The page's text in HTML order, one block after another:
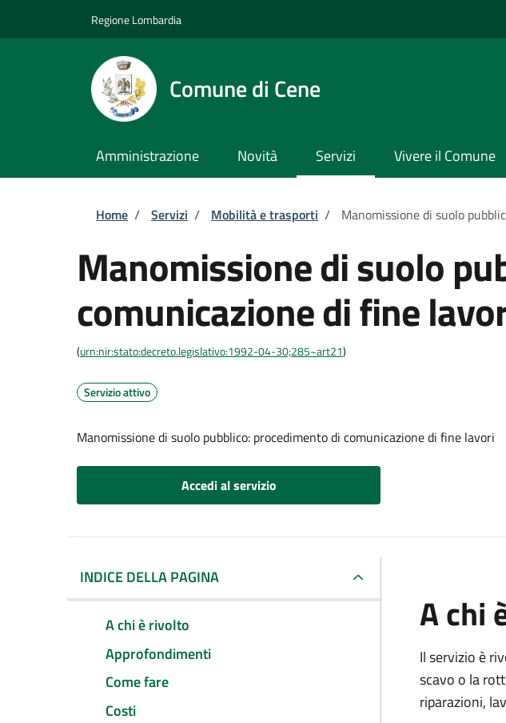
Regione Lombardia
Comune di Cene
Amministrazione Novità Servizi Vivere il Comune
Briciole di pane
Home / Servizi / Mobilità e trasporti / Manomissione di suolo
Manomissione di suolo
comunicazione di fine
(urn:nir:stato:decreto.legislativo:1992-04-30;285~art21)
Servizio attivo
Manomissione di suolo pubblico: procedimento di comunicazione di fine lavori
Accedi al servizio
INDICE DELLA PAGINA
A chi è rivolto
Approfondimenti
Come fare
Costi
A chi
Il servizio è
scavo o la
riparazioni,